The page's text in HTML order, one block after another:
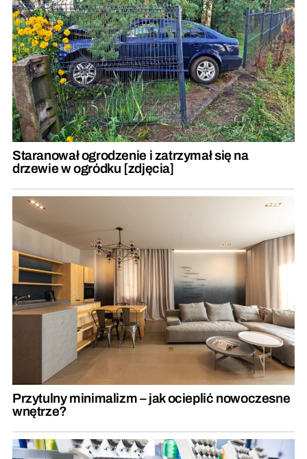
Staranował ogrodzenie i zatrzymał się na
drzewie w ogródku [zdjęcia]
Przytulny minimalizm – jak ocieplić nowoczesne
wnętrze?